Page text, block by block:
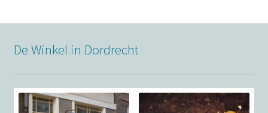
De Winkel in Dordrecht